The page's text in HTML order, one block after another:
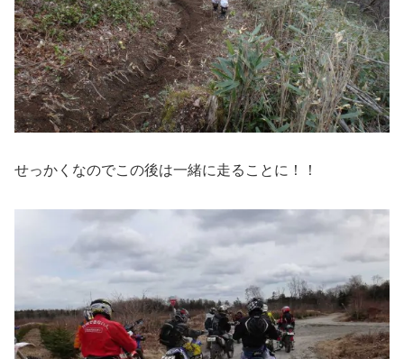
せっかくなのでこの後は一緒に走ることに！！